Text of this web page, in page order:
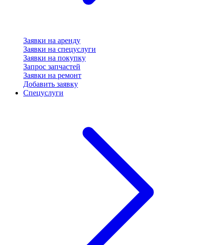
Заявки на аренду
Заявки на спецуслуги
Заявки на покупку
Запрос запчастей
Заявки на ремонт
Добавить заявку
Спецуслуги